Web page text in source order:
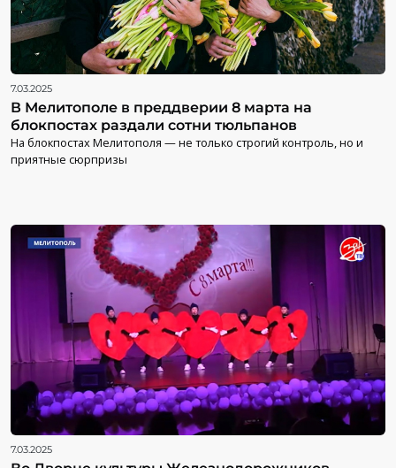
7.03.2025
В Мелитополе в преддверии 8 марта на
блокпостах раздали сотни тюльпанов
На блокпостах Мелитополя — не только строгий контроль, но и
приятные сюрпризы
7.03.2025